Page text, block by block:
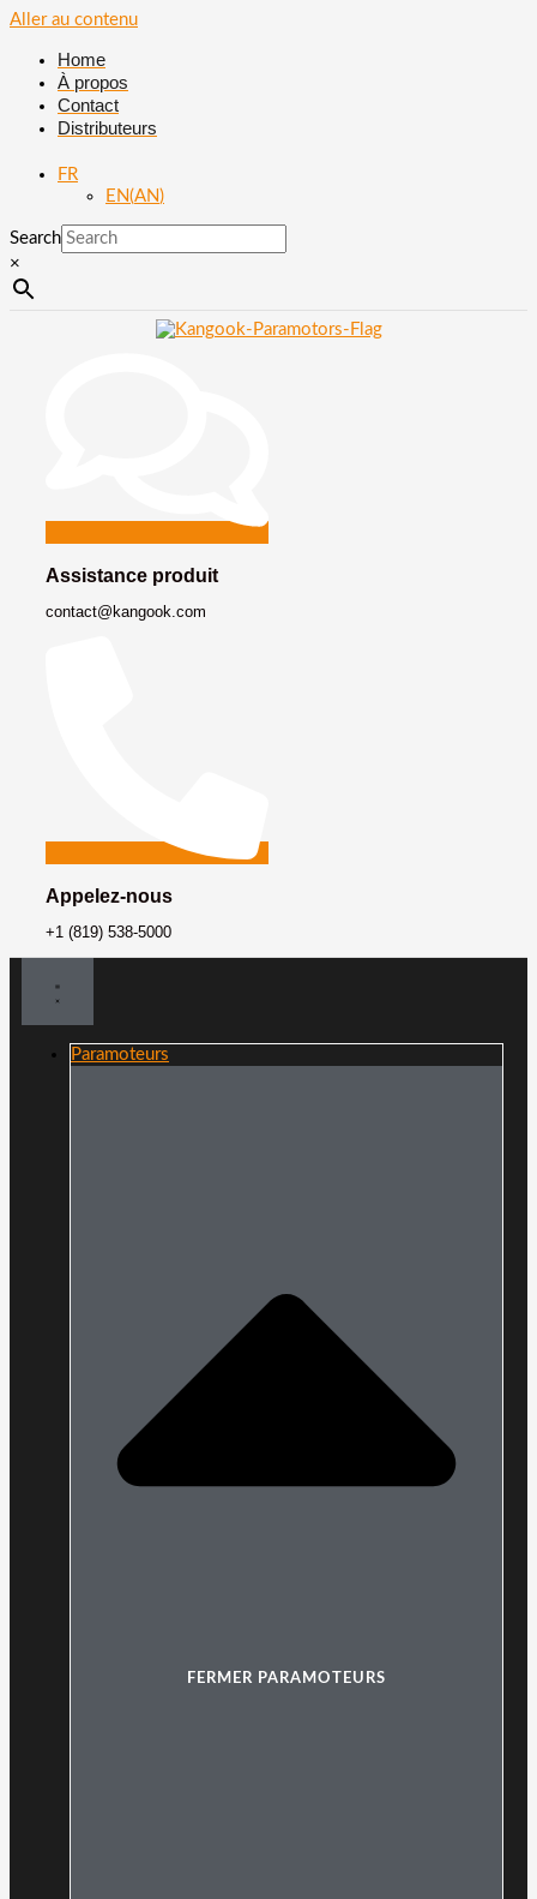
Aller au contenu
Home
À propos
Contact
Distributeurs
FR
EN(AN)
Search
×
Assistance produit
contact@kangook.com
Appelez-nous
+1 (819) 538-5000
Paramoteurs
FERMER PARAMOTEURS